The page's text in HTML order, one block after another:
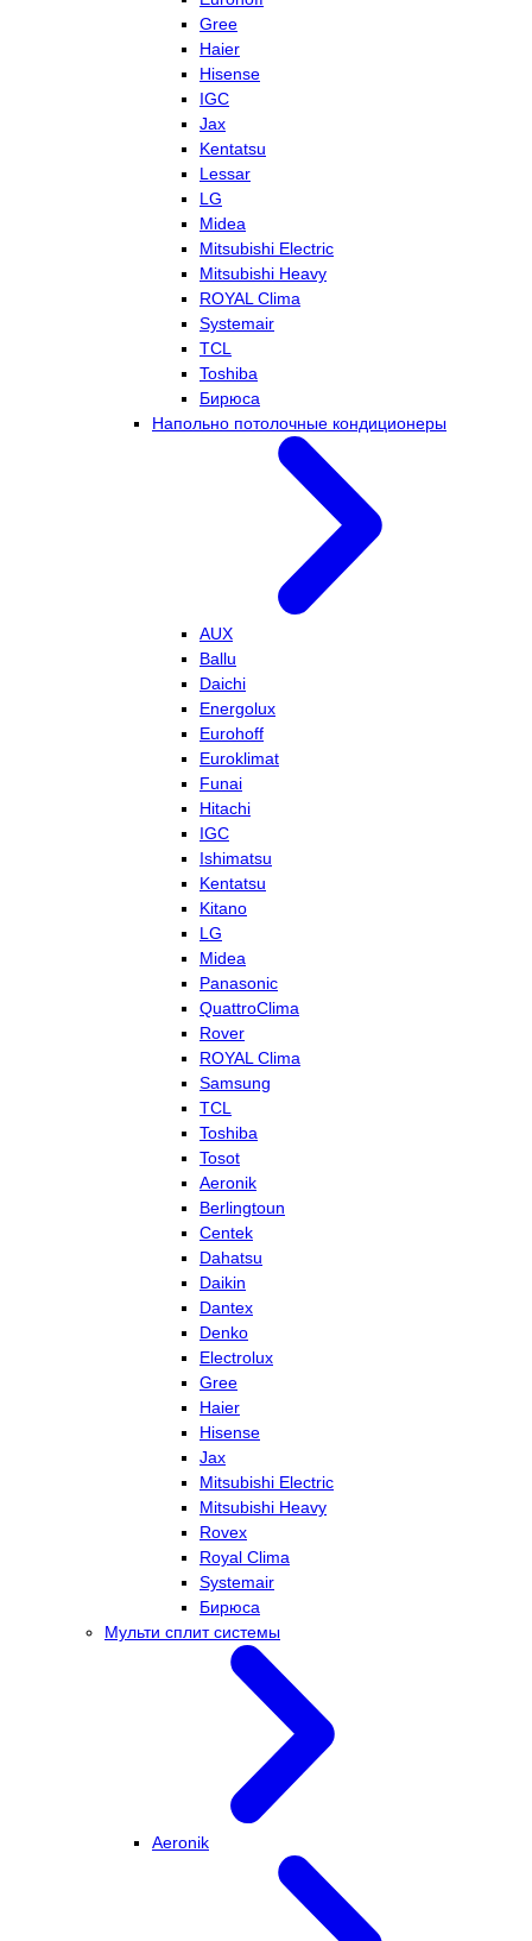
Gree
Haier
Hisense
IGC
Jax
Kentatsu
Lessar
LG
Midea
Mitsubishi Electric
Mitsubishi Heavy
ROYAL Clima
Systemair
TCL
Toshiba
Бирюса
Напольно потолочные кондиционеры
AUX
Ballu
Daichi
Energolux
Eurohoff
Euroklimat
Funai
Hitachi
IGC
Ishimatsu
Kentatsu
Kitano
LG
Midea
Panasonic
QuattroClima
Rover
ROYAL Clima
Samsung
TCL
Toshiba
Tosot
Aeronik
Berlingtoun
Centek
Dahatsu
Daikin
Dantex
Denko
Electrolux
Gree
Haier
Hisense
Jax
Mitsubishi Electric
Mitsubishi Heavy
Rovex
Royal Clima
Systemair
Бирюса
Мульти сплит системы
Aeronik